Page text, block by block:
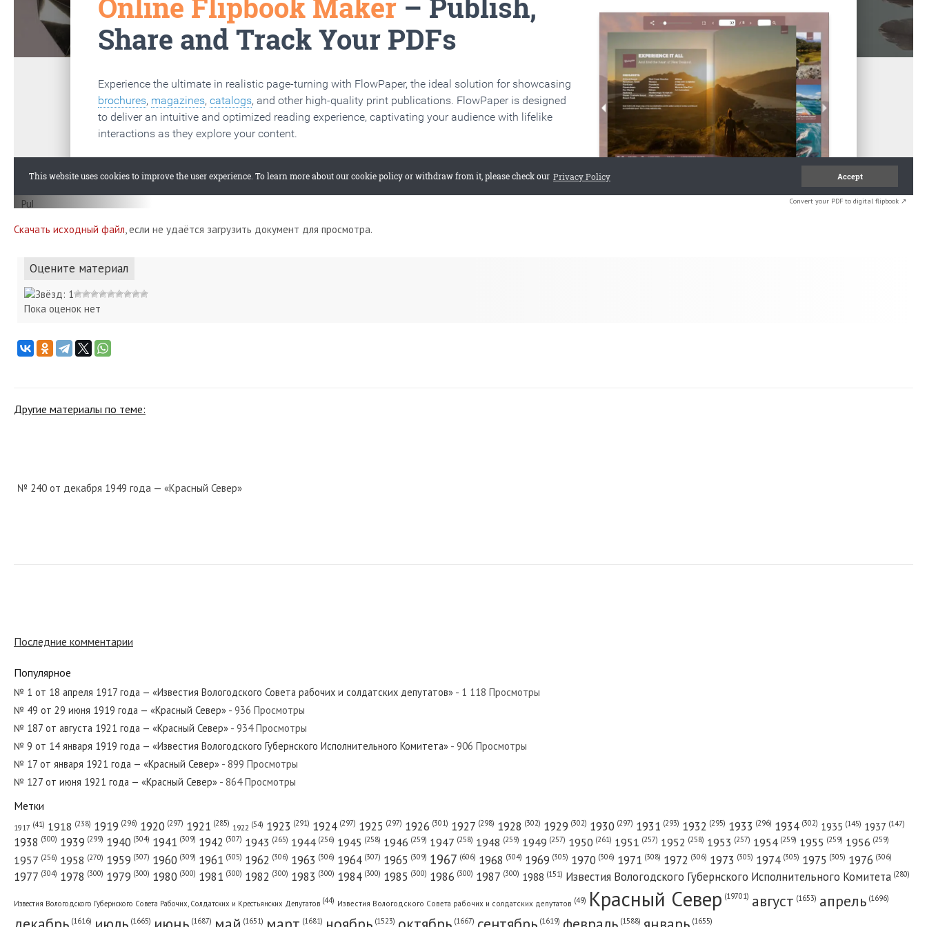
Convert your PDF to digital flipbook ↗
Скачать исходный файл, если не удаётся загрузить документ для просмотра.
Оцените материал
Пока оценок нет
Другие материалы по теме:
№ 240 от декабря 1949 года — «Красный Север»
№ 10 от января 1925 года — «Красный Север»
№ 102 от мая 1977 года — «Красный Север»
№ 21 от января 1958 года — «Красный Север»
Последние комментарии
Популярное
№ 1 от 18 апреля 1917 года — «Известия Вологодского Совета рабочих и солдатских депутатов» - 1 118 Просмотры
№ 49 от 29 июня 1919 года — «Красный Север» - 936 Просмотры
№ 187 от августа 1921 года — «Красный Север» - 934 Просмотры
№ 9 от 14 января 1919 года — «Известия Вологодского Губернского Исполнительного Комитета» - 906 Просмотры
№ 17 от января 1921 года — «Красный Север» - 899 Просмотры
№ 127 от июня 1921 года — «Красный Север» - 864 Просмотры
Метки
1917 (41) 1918 (238) 1919 (296) 1920 (297) 1921 (285) 1922 (54) 1923 (291) 1924 (297) 1925 (297) 1926 (301) 1927 (298) 1928 (302) 1929 (302) 1930 (297) 1931 (293) 1932 (295) 1933 (296) 1934 (302) 1935 (145) 1937 (147)
1938 (300) 1939 (299) 1940 (304) 1941 (309) 1942 (307) 1943 (265) 1944 (256) 1945 (258) 1946 (259) 1947 (258) 1948 (259) 1949 (257) 1950 (261) 1951 (257) 1952 (258) 1953 (257) 1954 (259) 1955 (259) 1956 (259)
1957 (256) 1958 (270) 1959 (307) 1960 (309) 1961 (305) 1962 (306) 1963 (306) 1964 (307) 1965 (309) 1967 (606) 1968 (304) 1969 (305) 1970 (306) 1971 (308) 1972 (306) 1973 (305) 1974 (305) 1975 (305) 1976 (306)
1977 (304) 1978 (300) 1979 (300) 1980 (300) 1981 (300) 1982 (300) 1983 (300) 1984 (300) 1985 (300) 1986 (300) 1987 (300) 1988 (151) Известия Вологодского Губернского Исполнительного Комитета (280)
Известия Вологодского Губернского Совета Рабочих, Солдатских и Крестьянских Депутатов (44) Известия Вологодского Совета рабочих и солдатских депутатов (49) Красный Cевер (19701) август (1653) апрель (1696)
(1616) (1665) (1687) (1651) (1681) (1523) (1667) (1619) (1588) (1655)